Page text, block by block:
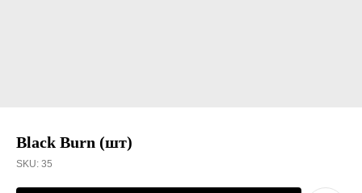
Black Burn (шт)
SKU: 35